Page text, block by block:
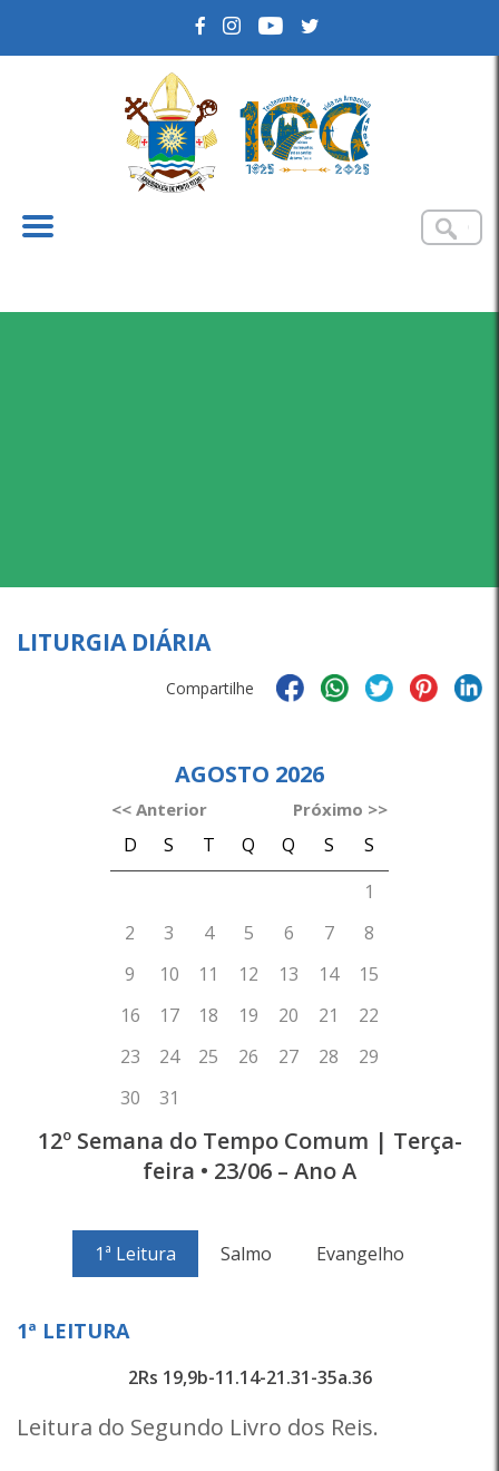
LITURGIA DIÁRIA
Compartilhe
12º Semana do Tempo Comum | Terça-
feira • 23/06 – Ano A
1ª Leitura Salmo Evangelho
1ª LEITURA
2Rs 19,9b-11.14-21.31-35a.36
Leitura do Segundo Livro dos Reis.